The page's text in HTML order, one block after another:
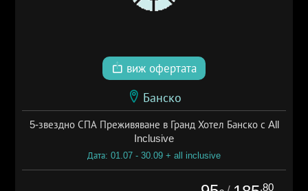
виж офертата
Банско
5-звездно СПА Преживяване в Гранд Хотел Банско с All
Inclusive
Дата: 01.07 - 30.09 + all inclusive
.80